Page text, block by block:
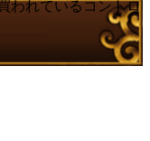
われているコントロ